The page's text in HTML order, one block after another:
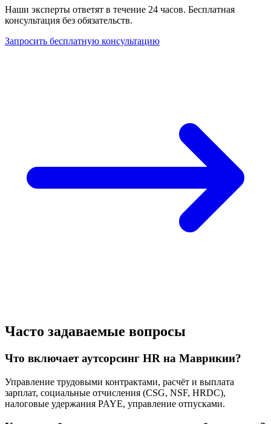
Наши эксперты ответят в течение 24 часов. Бесплатная
консультация без обязательств.
Запросить бесплатную консультацию
Часто задаваемые вопросы
Что включает аутсорсинг HR на Маврикии?
Управление трудовыми контрактами, расчёт и выплата
зарплат, социальные отчисления (CSG, NSF, HRDC),
налоговые удержания PAYE, управление отпусками.